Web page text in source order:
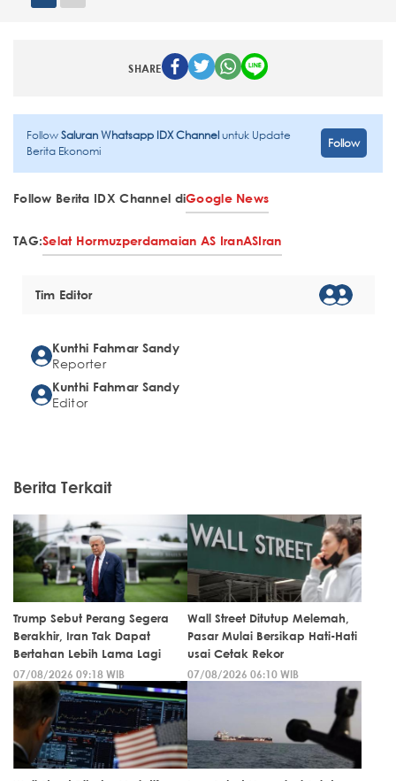
SHARE
FollowSaluran Whatsapp IDX Channeluntuk Update
Berita Ekonomi
Follow
Follow Berita IDX Channel diGoogle News
TAG:Selat Hormuzperdamaian AS IranASIran
Tim Editor
Kunthi Fahmar Sandy
Reporter
Kunthi Fahmar Sandy
Editor
Berita Terkait
Trump Sebut Perang Segera
Berakhir, Iran Tak Dapat
Bertahan Lebih Lama Lagi
07/08/2026 09:18 WIB
Wall Street Ditutup Melemah,
Pasar Mulai Bersikap Hati-Hati
usai Cetak Rekor
07/08/2026 06:10 WIB